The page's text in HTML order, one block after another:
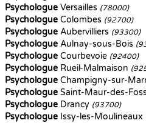
Psychologue Versailles (78000)
Psychologue Colombes (92700)
Psychologue Aubervilliers (93300)
Psychologue Aulnay-sous-Bois
Psychologue Courbevoie (92400)
Psychologue Rueil-Malmaison
Psychologue Champigny-sur-
Psychologue Saint-Maur-des-
Psychologue Drancy (93700)
Psychologue Issy-les-Moulineaux